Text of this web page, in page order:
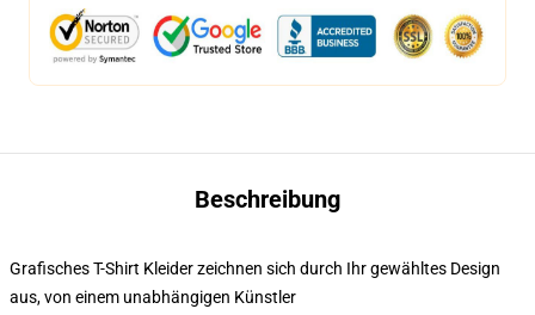
Beschreibung
Grafisches T-Shirt Kleider zeichnen sich durch Ihr gewähltes Design
aus, von einem unabhängigen Künstler